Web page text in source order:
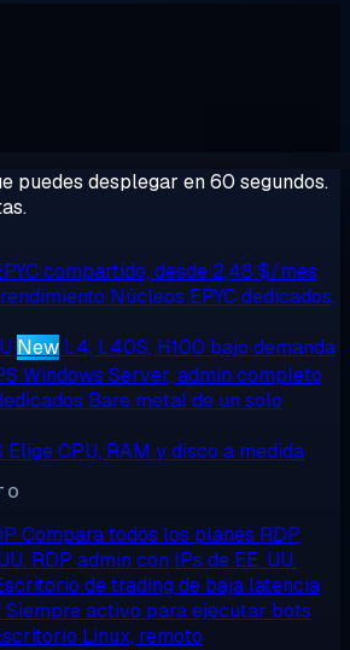
puedes desplegar en 60 segundos.
compartido, desde 2,48 $/mes
Núcleos EPYC dedicados,
New L4, L40S, H100 bajo demanda
Windows Server, admin completo
Bare metal de un solo
Elige CPU, RAM y disco a medida
Compara todos los planes RDP
RDP admin con IPs de EE. UU.
de trading de baja latencia
Siempre activo para ejecutar bots
Linux, remoto